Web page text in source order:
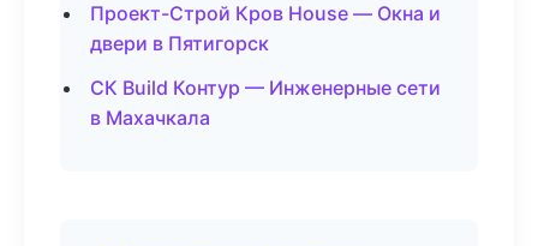
Проект-Строй Кров House — Окна и
двери в Пятигорск
СК Build Контур — Инженерные сети
в Махачкала